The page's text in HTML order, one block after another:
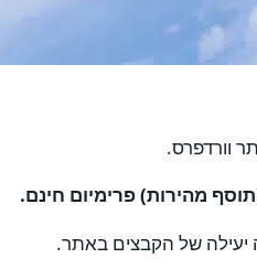
וורדפרס.
מהירות) פרימיום חינם.
של הקבצים באתר.